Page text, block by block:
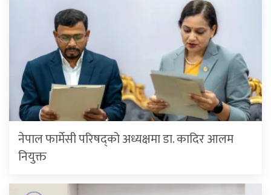
नेपाल फार्मेसी परिषद्को अध्यक्षमा डा. कादिर आलम
नियुक्त